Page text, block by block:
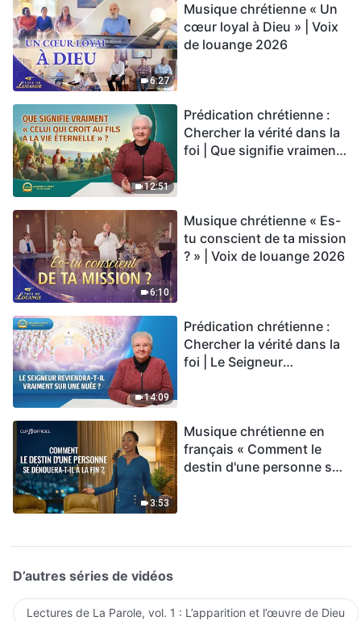
6:27
Musique chrétienne « Un
cœur loyal à Dieu » | Voix
de louange 2026
12:51
Prédication chrétienne :
Chercher la vérité dans la
foi | Que signifie vraiment
6:10
Musique chrétienne « Es-
tu conscient de ta mission
? » | Voix de louange 2026
14:09
Prédication chrétienne :
Chercher la vérité dans la
foi | Le Seigneur
3:53
Musique chrétienne en
français « Comment le
destin d'une personne se
D’autres séries de vidéos
Lectures de La Parole, vol. 1 : L’apparition et l’œuvre de Dieu